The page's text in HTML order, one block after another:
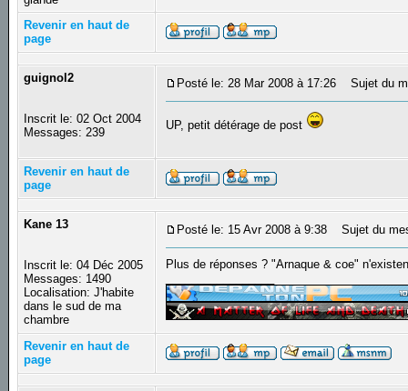
Revenir en haut de
page
guignol2
Inscrit le: 02 Oct 2004
Messages: 239
Posté le: 28 Mar 2008 à 17:26 Sujet du
UP, petit détérage de post
Revenir en haut de
page
Kane 13
Inscrit le: 04 Déc 2005
Messages: 1490
Localisation: J'habite
dans le sud de ma
chambre
Posté le: 15 Avr 2008 à 9:38 Sujet du
Plus de réponses ? "Arnaque & coe"
Revenir en haut de
page